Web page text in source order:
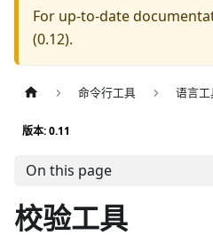
For up-to-date
(0.12).
命令行工具 语言工
版本: 0.11
On this page
校验工具